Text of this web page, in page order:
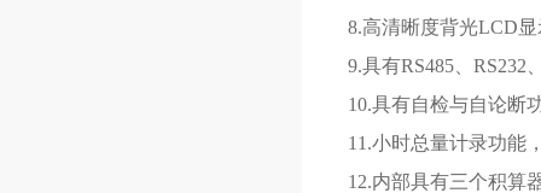
8.高清晰度背光LCD
9.具有RS485、RS232
10.具有自检与自论断
11.小时总量计录功能
12.内部具有三个积算